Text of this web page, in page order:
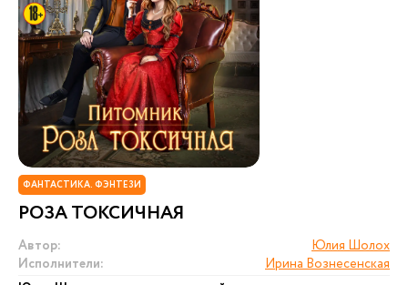
ФАНТАСТИКА. ФЭНТЕЗИ
РОЗА ТОКСИЧНАЯ
Автор:
Юлия Шолох
Исполнители:
Ирина Вознесенская